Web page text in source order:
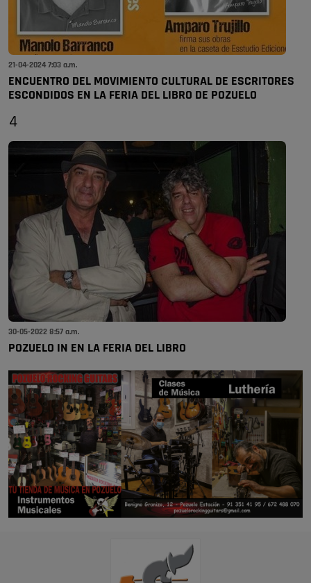
21-04-2024 7:03 a.m.
ENCUENTRO DEL MOVIMIENTO CULTURAL DE ESCRITORES
ESCONDIDOS EN LA FERIA DEL LIBRO DE POZUELO
4
30-05-2022 8:57 a.m.
POZUELO IN EN LA FERIA DEL LIBRO